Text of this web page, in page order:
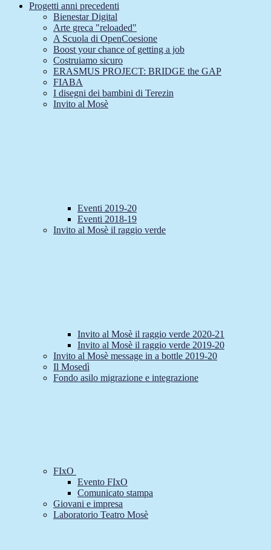
Progetti anni precedenti
Bienestar Digital
Arte greca "reloaded"
A Scuola di OpenCoesione
Boost your chance of getting a job
Costruiamo sicuro
ERASMUS PROJECT: BRIDGE the GAP
FIABA
I disegni dei bambini di Terezin
Invito al Mosè
Eventi 2019-20
Eventi 2018-19
Invito al Mosè il raggio verde
Invito al Mosè il raggio verde 2020-21
Invito al Mosè il raggio verde 2019-20
Invito al Mosè message in a bottle 2019-20
Il Mosedì
Fondo asilo migrazione e integrazione
FIxO
Evento FIxO
Comunicato stampa
Giovani e impresa
Laboratorio Teatro Mosè